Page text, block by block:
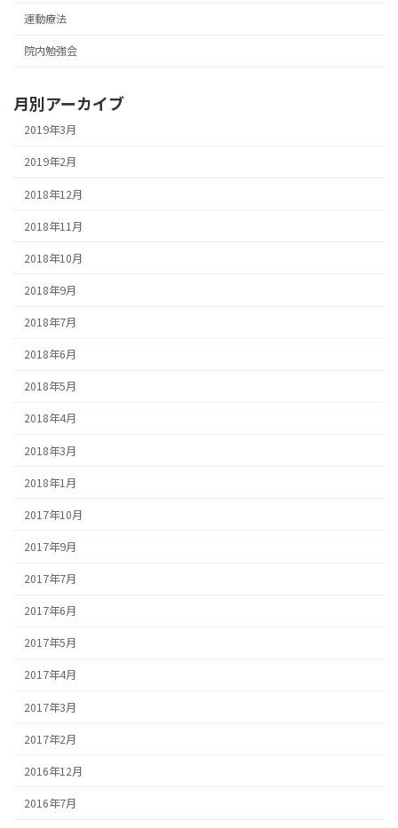
運動療法
院内勉強会
月別アーカイブ
2019年3月
2019年2月
2018年12月
2018年11月
2018年10月
2018年9月
2018年7月
2018年6月
2018年5月
2018年4月
2018年3月
2018年1月
2017年10月
2017年9月
2017年7月
2017年6月
2017年5月
2017年4月
2017年3月
2017年2月
2016年12月
2016年7月